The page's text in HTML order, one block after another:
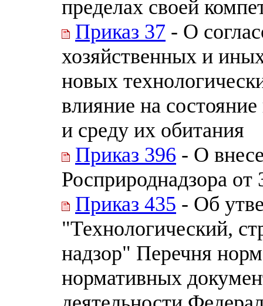
пределах своей
Приказ 37 - О
хозяйственных и
новых
влияние на
и среду их обитания
Приказ 396 - О
Росприроднадзора
Приказ 435 - Об
"Технологический,
надзор" Перечня
нормативных